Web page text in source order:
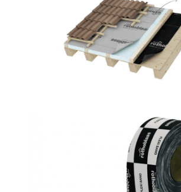
Traspir 150
ROTHOBLAAS
Flexi band
ROTHOBLAAS